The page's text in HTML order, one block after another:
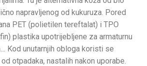
napravljenog od kukuruza. Pored
PET (polietilen tereftalat) i TPO
plastika upotrijebljene za armaturnu
Kod unutarnjih obloga koristi se
otpadaka, nastalih nakon uporabe.